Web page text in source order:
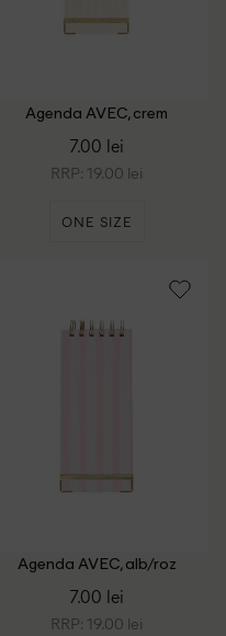
Agenda AVEC, crem
7.00 lei
RRP: 19.00 lei
ONE SIZE
Agenda AVEC, alb/roz
7.00 lei
RRP: 19.00 lei